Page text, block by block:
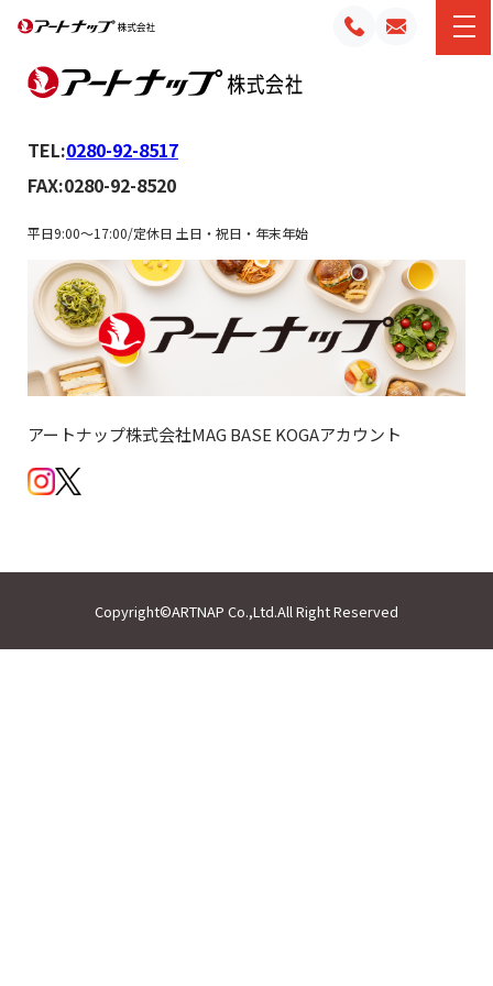
TEL:0280-92-8517
FAX:0280-92-8520
平日9:00～17:00/定休日 土日・祝日・年末年始
アートナップ株式会社MAG BASE KOGAアカウント
Copyright©ARTNAP Co.,Ltd.All Right Reserved